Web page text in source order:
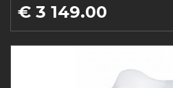
€ 3 149.00